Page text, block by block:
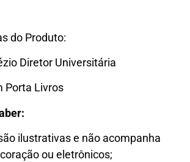
do Produto:
Diretor Universitária
Porta Livros
ilustrativas e não acompanha
ou eletrônicos;